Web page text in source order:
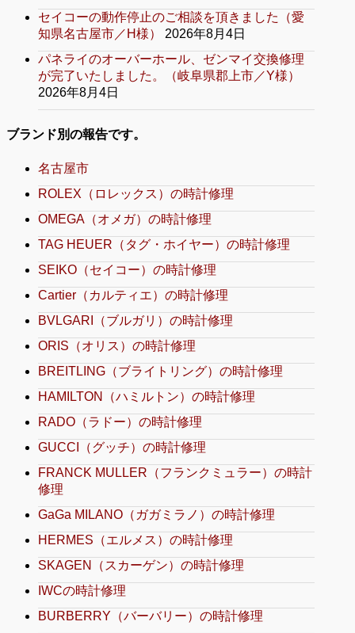
セイコーの動作停止のご相談を頂きました（愛
知県名古屋市／H様）
2026年8月4日
パネライのオーバーホール、ゼンマイ交換修理
が完了いたしました。（岐阜県郡上市／Y様）
2026年8月4日
ブランド別の報告です。
名古屋市
ROLEX（ロレックス）の時計修理
OMEGA（オメガ）の時計修理
TAG HEUER（タグ・ホイヤー）の時計修理
SEIKO（セイコー）の時計修理
Cartier（カルティエ）の時計修理
BVLGARI（ブルガリ）の時計修理
ORIS（オリス）の時計修理
BREITLING（ブライトリング）の時計修理
HAMILTON（ハミルトン）の時計修理
RADO（ラドー）の時計修理
GUCCI（グッチ）の時計修理
FRANCK MULLER（フランクミュラー）の時計
修理
GaGa MILANO（ガガミラノ）の時計修理
HERMES（エルメス）の時計修理
SKAGEN（スカーゲン）の時計修理
IWCの時計修理
BURBERRY（バーバリー）の時計修理